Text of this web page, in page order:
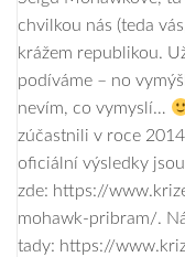
chvilkou nás (teda
krážem republikou.
podíváme – no
nevím, co vymyslí…
zúčastnili v roce
oficiální výsledky jsou
zde: https://
mohawk-pribram/.
tady: https://